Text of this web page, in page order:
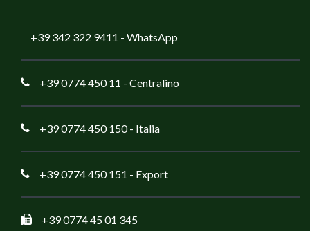
+39 342 322 9411 - WhatsApp
+39 0774 450 11 - Centralino
+39 0774 450 150- Italia
+39 0774 450 151 - Export
+39 0774 45 01 345